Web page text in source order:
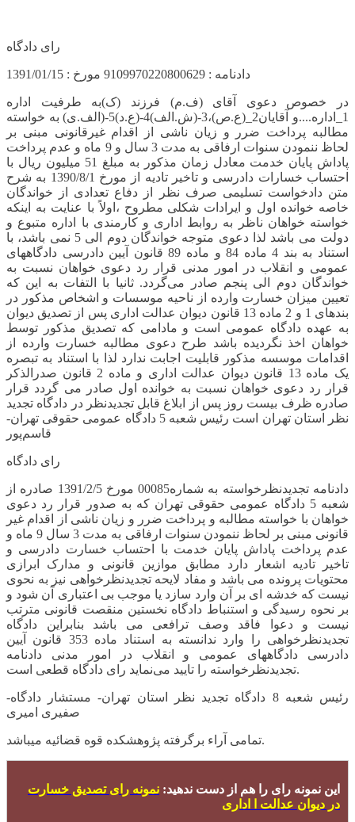
رای دادگاه
دادنامه : 9109970220800629 مورخ : 1391/01/15
در خصوص دعوی آقای (ف.م) فرزند (ک)به طرفیت اداره
1_اداره....و آقایان2_(ع.ص)،3-(ش.الف)4-(ع.د)5-(الف.ی) به خواسته
مطالبه پرداخت ضرر و زیان ناشی از اقدام غیرقانونی مبنی بر
لحاظ ننمودن سنوات ارفاقی به مدت 3 سال و 9 ماه و عدم پرداخت
پاداش پایان خدمت معادل زمان مذکور به مبلغ 51 میلیون ریال با
احتساب خسارات دادرسی و تاخیر تادیه از مورخ 1390/8/1 به شرح
متن دادخواست تسلیمی صرف نظر از دفاع تعدادی از خواندگان
خاصه خوانده اول و ایرادات شکلی مطروح ،اولاً با عنایت به اینکه
خواسته خواهان ناظر به روابط اداری و کارمندی با اداره متبوع و
دولت می باشد لذا دعوی متوجه خواندگان دوم الی 5 نمی باشد، با
استناد به بند 4 ماده 84 و ماده 89 قانون آیین دادرسی دادگاههای
عمومی و انقلاب در امور مدنی قرار رد دعوی خواهان نسبت به
خواندگان دوم الی پنجم صادر می‌گردد. ثانیا با التفات به این که
تعیین میزان خسارت وارده از ناحیه موسسات و اشخاص مذکور در
بندهای 1 و 2 ماده 13 قانون دیوان عدالت اداری پس از تصدیق دیوان
به عهده دادگاه عمومی است و مادامی که تصدیق مذکور توسط
خواهان اخذ نگردیده باشد طرح دعوی مطالبه خسارت وارده از
اقدامات موسسه مذکور قابلیت اجابت ندارد لذا با استناد به تبصره
یک ماده 13 قانون دیوان عدالت اداری و ماده 2 قانون صدرالذکر
قرار رد دعوی خواهان نسبت به خوانده اول صادر می گردد قرار
صادره ظرف بیست روز پس از ابلاغ قابل تجدیدنظر در دادگاه تجدید
نظر استان تهران است رئیس شعبه 5 دادگاه عمومی حقوقی تهران-
قاسم‌پور
رای دادگاه
دادنامه تجدیدنظرخواسته به شماره00085 مورخ 1391/2/5 صادره از
شعبه 5 دادگاه عمومی حقوقی تهران که به صدور قرار رد دعوی
خواهان با خواسته مطالبه و پرداخت ضرر و زیان ناشی از اقدام غیر
قانونی مبنی بر لحاظ ننمودن سنوات ارفاقی به مدت 3 سال 9 ماه و
عدم پرداخت پاداش پایان خدمت با احتساب خسارت دادرسی و
تاخیر تادیه اشعار دارد مطابق موازین قانونی و مدارک ابرازی
محتویات پرونده می باشد و مفاد لایحه تجدیدنظرخواهی نیز به نحوی
نیست که خدشه ای بر آن وارد سازد یا موجب بی اعتباری آن شود و
بر نحوه رسیدگی و استنباط دادگاه نخستین منقصت قانونی مترتب
نیست و دعوا فاقد وصف ترافعی می باشد بنابراین دادگاه
تجدیدنظرخواهی را وارد ندانسته به استناد ماده 353 قانون آیین
دادرسی دادگاههای عمومی و انقلاب در امور مدنی دادنامه
تجدیدنظرخواسته را تایید می‌نماید رای دادگاه قطعی است.
رئیس شعبه 8 دادگاه تجدید نظر استان تهران- مستشار دادگاه-
صفیری امیری
تمامی آراء برگرفته پژوهشکده قوه قضائیه میباشد.
این نمونه رای را هم از دست ندهید: نمونه رای تصدیق خسارت
در دیوان عدالت ا اداری